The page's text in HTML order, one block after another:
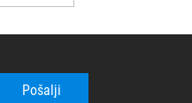
Pošalji